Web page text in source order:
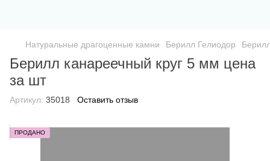
Натуральные драгоценные камни Берилл Гелиодор
Берилл канареечный круг 5 мм цена
за шт
Артикул: 35018 Оставить отзыв
ПРОДАНО